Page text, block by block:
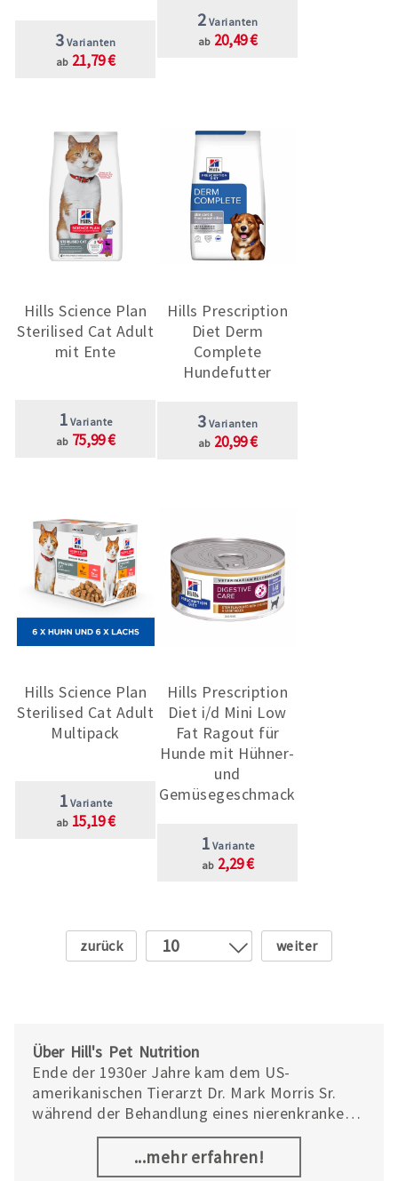
3 Varianten
ab 21,79 €
2 Varianten
ab 20,49 €
Hills Science Plan
Sterilised Cat Adult
mit Ente
1 Variante
ab 75,99 €
Hills Prescription
Diet Derm
Complete
Hundefutter
3 Varianten
ab 20,99 €
Hills Science Plan
Sterilised Cat Adult
Multipack
1 Variante
ab 15,19 €
Hills Prescription
Diet i/d Mini Low
Fat Ragout für
Hunde mit Hühner-
und
Gemüsegeschmack
1 Variante
ab 2,29 €
Zurück
4
5
6
7
8
9
10 Weiter
Über Hill's Pet Nutrition
Ende der 1930er Jahre kam dem US-
amerikanischen Tierarzt Dr. Mark Morris Sr.
während der Behandlung eines nierenkranken
Schäferhundes die Idee, Spezialfutter
...mehr erfahren!